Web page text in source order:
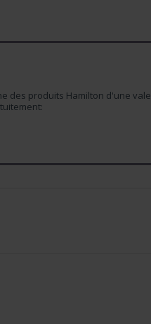
des produits Hamilton d'une